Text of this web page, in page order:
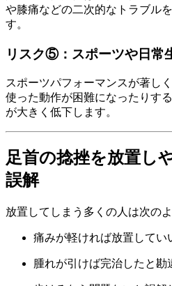
や膝痛などの二次的なトラブル
す。
リスク⑤：スポーツや日常
スポーツパフォーマンスが著し
使った動作が困難になったりす
が大きく低下します。
足首の捻挫を放置し
誤解
放置してしまう多くの人は次の
痛みが軽ければ放置してい
腫れが引けば完治したと勘